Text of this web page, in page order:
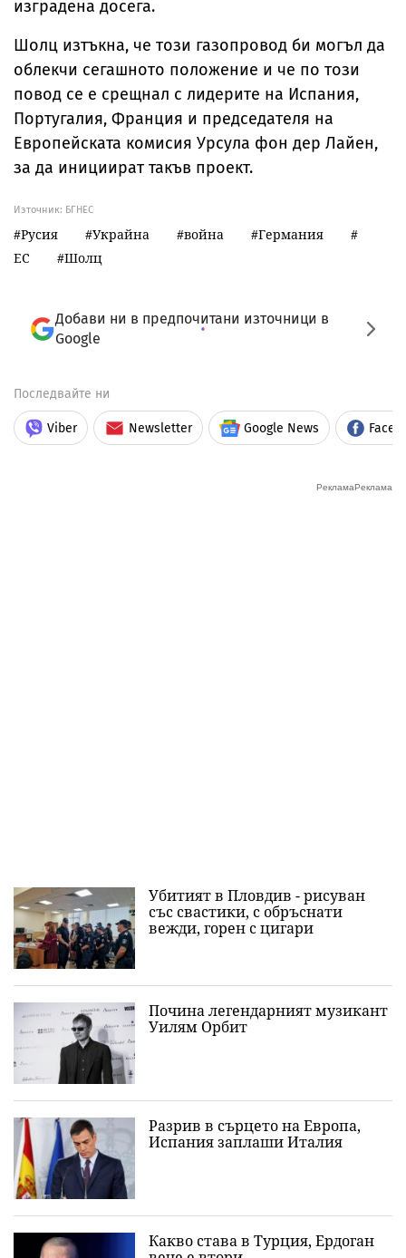
изградена досега.
Шолц изтъкна, че този газопровод би могъл да
облекчи сегашното положение и че по този
повод се е срещнал с лидерите на Испания,
Португалия, Франция и председателя на
Европейската комисия Урсула фон дер Лайен,
за да инициират такъв проект.
Източник: БГНЕС
Русия Украйна война
Германия
ЕС
Шолц
Добави ни в предпочитани източници в
Google
Последвайте ни
Viber Newsletter Google News
Убитият в Пловдив - рисуван
със свастики, с обръснати
вежди, горен с цигари
Почина легендарният музикант
Уилям Орбит
Разрив в сърцето на Европа,
Испания заплаши Италия
Какво става в Турция, Ердоган